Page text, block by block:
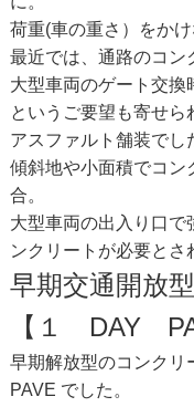
荷重(車の重さ）をか
最近では、通路のコン
大型車両のゲート交換
というご要望も寄せら
アスファルト舗装でし
傾斜地や小面積でコン
合。
大型車両の出入り口で
ンクリートが必要とさ
早期交通開放
【１ DAY
早期解放型のコンク
PAVE でした。